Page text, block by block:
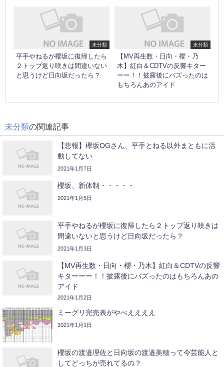
未分類
平手やねるが櫻坂に復帰したら
２トップ返り咲きは間違いない
と思うけど日向坂だったら？
未分類
【MV再生数・日向・櫻・乃
木】紅白＆CDTVの反響キター
ーー！！披露後にバズったのは
もちろんあのアイド
未分類の関連記事
【悲報】欅坂OGさん、平手とねる以外まともに活
動してない
2021年1月7日
櫻坂、新体制・・・・・
2021年1月5日
平手やねるが櫻坂に復帰したら２トップ返り咲きは
間違いないと思うけど日向坂だったら？
2021年1月3日
【MV再生数・日向・櫻・乃木】紅白＆CDTVの反響
キターーー！！披露後にバズったのはもちろんあの
アイド
2021年1月2日
ミーグリ完売表がやべええええ
2021年1月1日
櫻坂の渡邉理佐と日向坂の渡邉美穂って今芸能人と
してどっちが売れてるの？